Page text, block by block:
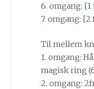
6. omgang:
7. omgang: [2
Til mellem
1. omgang:
magisk ring
2. omgang: